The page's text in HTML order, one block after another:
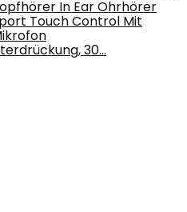
In Ear Ohrhörer
Touch Control Mit
30…